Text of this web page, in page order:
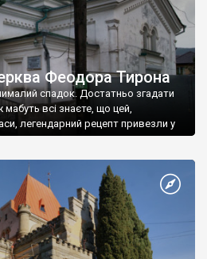
Феодора Тирона
спадок. Достатньо згадати
мабуть всі знаєте, що цей,
легендарний рецепт привезли у